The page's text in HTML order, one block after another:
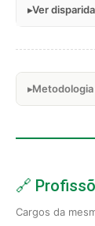
Ver
🔗
Cargos da